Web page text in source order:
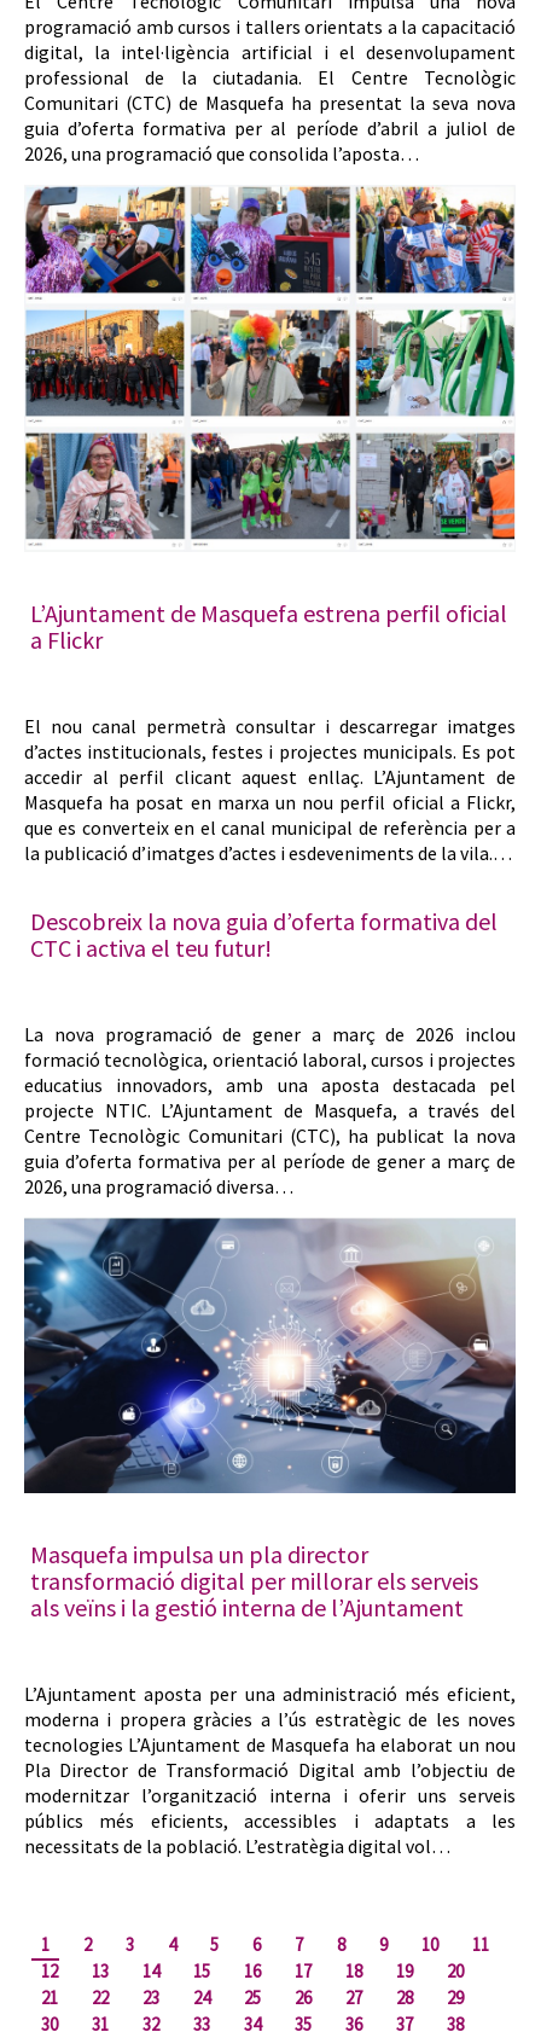
programació amb cursos i tallers orientats a la capacitació
digital, la intel·ligència artificial i el desenvolupament
professional de la ciutadania. El Centre Tecnològic
Comunitari (CTC) de Masquefa ha presentat la seva nova
guia d’oferta formativa per al període d’abril a juliol de
2026, una programació que consolida l’aposta…
L’Ajuntament de Masquefa estrena perfil oficial
a Flickr
El nou canal permetrà consultar i descarregar imatges
d’actes institucionals, festes i projectes municipals. Es pot
accedir al perfil clicant aquest enllaç. L’Ajuntament de
Masquefa ha posat en marxa un nou perfil oficial a Flickr,
que es converteix en el canal municipal de referència per a
la publicació d’imatges d’actes i esdeveniments de la vila.…
Descobreix la nova guia d’oferta formativa del
CTC i activa el teu futur!
La nova programació de gener a març de 2026 inclou
formació tecnològica, orientació laboral, cursos i projectes
educatius innovadors, amb una aposta destacada pel
projecte NTIC. L’Ajuntament de Masquefa, a través del
Centre Tecnològic Comunitari (CTC), ha publicat la nova
guia d’oferta formativa per al període de gener a març de
2026, una programació diversa…
Masquefa impulsa un pla director
transformació digital per millorar els serveis
als veïns i la gestió interna de l’Ajuntament
L’Ajuntament aposta per una administració més eficient,
moderna i propera gràcies a l’ús estratègic de les noves
tecnologies L’Ajuntament de Masquefa ha elaborat un nou
Pla Director de Transformació Digital amb l’objectiu de
modernitzar l’organització interna i oferir uns serveis
públics més eficients, accessibles i adaptats a les
necessitats de la població. L’estratègia digital vol…
1 2 3 4 5 6 7 8 9 10
11
12
13 14 15 16 17 18 19
20
21
22 23 24 25 26 27 28
29
30
31 32 33 34 35 36 37 38